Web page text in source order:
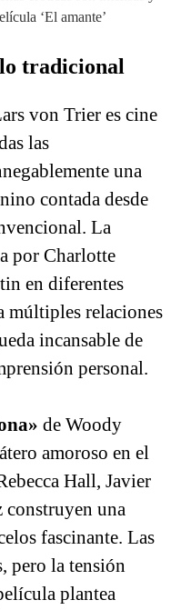
‘El amante’
tradicional
von Trier es cine
las
una
contada desde
La
por Charlotte
en diferentes
múltiples relaciones
incansable de
personal.
de Woody
amoroso en el
Hall, Javier
construyen una
fascinante. Las
pero la tensión
plantea